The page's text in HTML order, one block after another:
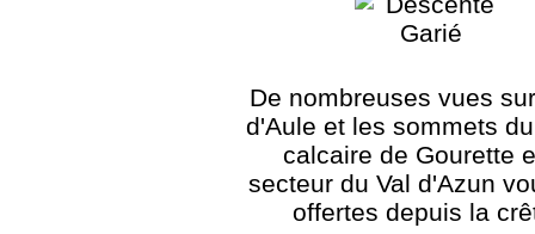
De nombreuses vues
d'Aule et les sommets
calcaire de Gourette
secteur du Val d'Azun
offertes depuis la